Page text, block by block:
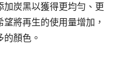
炭黑以獲得更均勻、更
將再生的使用量增加，
顏色。